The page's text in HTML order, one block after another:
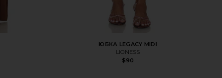
ЮБКА LEGACY MIDI
LIONESS
$90